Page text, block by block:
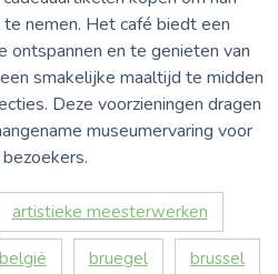
te nemen. Het café biedt een
ontspannen en te genieten van
smakelijke maaltijd te midden
Deze voorzieningen dragen
museumervaring voor
artistieke meesterwerken
belgië bruegel brussel